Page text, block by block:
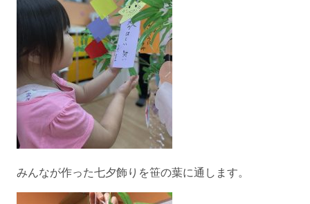
みんなが作った七夕飾りを笹の葉に通します。